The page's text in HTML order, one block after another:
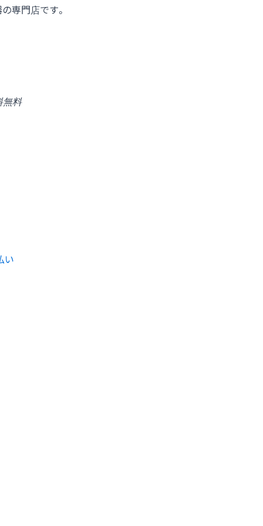
専門店です。
無料